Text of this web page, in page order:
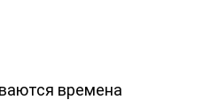
времена